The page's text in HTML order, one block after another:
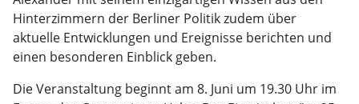
Hinterzimmern der Berliner Politik zudem über
aktuelle Entwicklungen und Ereignisse berichten und
einen besonderen Einblick geben.
Die Veranstaltung beginnt am 8. Juni um 19.30 Uhr im